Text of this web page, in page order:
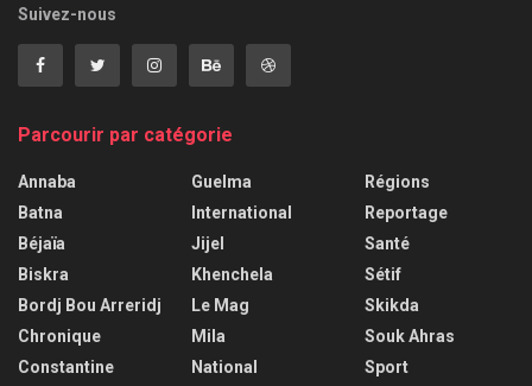
Suivez-nous
Parcourir par catégorie
Annaba
Batna
Béjaïa
Biskra
Bordj Bou Arreridj
Chronique
Constantine
Guelma
International
Jijel
Khenchela
Le Mag
Mila
National
Régions
Reportage
Santé
Sétif
Skikda
Souk Ahras
Sport